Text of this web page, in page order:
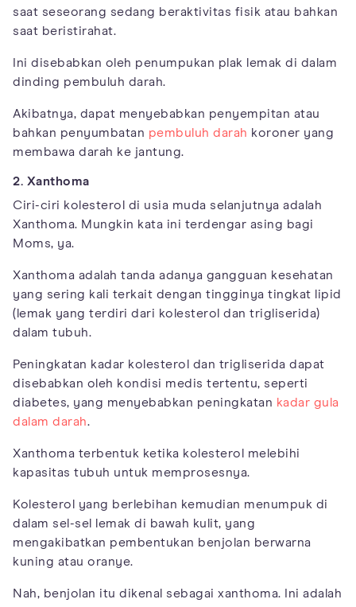
saat seseorang sedang beraktivitas fisik atau bahkan
saat beristirahat.
Ini disebabkan oleh penumpukan plak lemak di dalam
dinding pembuluh darah.
Akibatnya, dapat menyebabkan penyempitan atau
bahkan penyumbatan pembuluh darah koroner yang
membawa darah ke jantung.
2. Xanthoma
Ciri-ciri kolesterol di usia muda selanjutnya adalah
Xanthoma. Mungkin kata ini terdengar asing bagi
Moms, ya.
Xanthoma adalah tanda adanya gangguan kesehatan
yang sering kali terkait dengan tingginya tingkat lipid
(lemak yang terdiri dari kolesterol dan trigliserida)
dalam tubuh.
Peningkatan kadar kolesterol dan trigliserida dapat
disebabkan oleh kondisi medis tertentu, seperti
diabetes, yang menyebabkan peningkatan kadar gula
dalam darah.
Xanthoma terbentuk ketika kolesterol melebihi
kapasitas tubuh untuk memprosesnya.
Kolesterol yang berlebihan kemudian menumpuk di
dalam sel-sel lemak di bawah kulit, yang
mengakibatkan pembentukan benjolan berwarna
kuning atau oranye.
Nah, benjolan itu dikenal sebagai xanthoma. Ini adalah